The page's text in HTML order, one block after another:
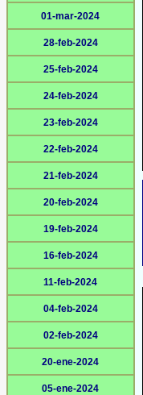
01-mar-2024
28-feb-2024
25-feb-2024
24-feb-2024
23-feb-2024
22-feb-2024
21-feb-2024
20-feb-2024
19-feb-2024
16-feb-2024
11-feb-2024
04-feb-2024
02-feb-2024
20-ene-2024
05-ene-2024